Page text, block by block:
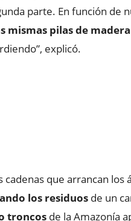
parte. En función de
mismas pilas de madera
explicó.
cadenas que arrancan los
los residuos de un
troncos de la Amazonía